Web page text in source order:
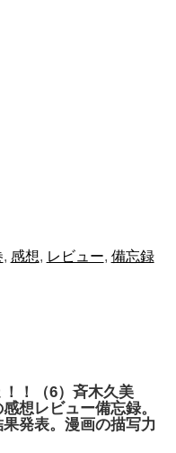
, 感想, レビュー, 備忘録
！（6）斉木久美
想レビュー備忘録。
発表。漫画の描写力